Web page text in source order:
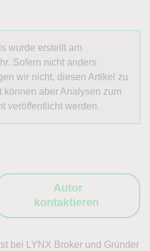
wurde erstellt am
Sofern nicht anders
wir nicht, diesen Artikel zu
können aber Analysen zum
veröffentlicht werden.
Autor
kontaktieren
bei LYNX Broker und Gründer